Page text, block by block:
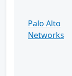
Palo Alto
Networks